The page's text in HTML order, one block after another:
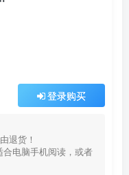
登录购买
退货！
电脑手机阅读，或者